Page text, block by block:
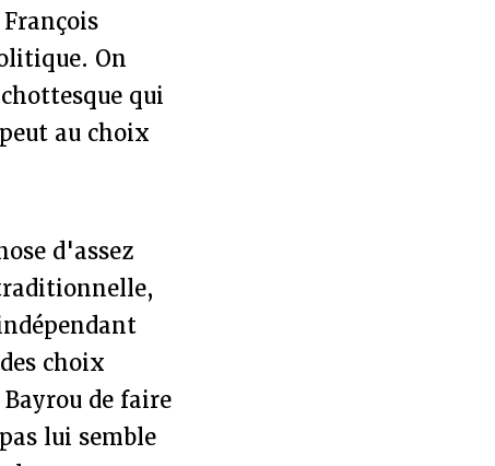
On
qui
au choix
d'assez
choix
de faire
lui semble